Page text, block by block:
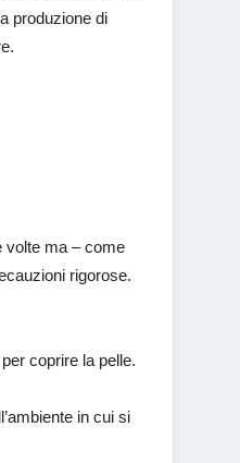
produzione di
volte ma – come
rigorose.
coprire la pelle.
in cui si